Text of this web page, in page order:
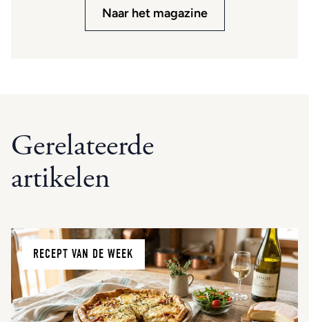
Naar het magazine
Gerelateerde
artikelen
RECEPT VAN DE WEEK